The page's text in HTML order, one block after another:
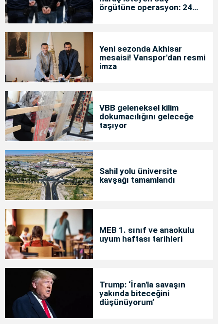
örgütüne operasyon: 24
Yeni sezonda Akhisar
mesaisi! Vanspor'dan resmi
imza
VBB geleneksel kilim
dokumacılığını geleceğe
taşıyor
Sahil yolu üniversite
kavşağı tamamlandı
MEB 1. sınıf ve anaokulu
uyum haftası tarihleri
Trump: ‘İran'la savaşın
yakında biteceğini
düşünüyorum’